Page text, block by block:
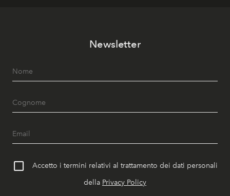
Newsletter
Accetto i termini relativi al trattamento dei dati personali
della Privacy Policy